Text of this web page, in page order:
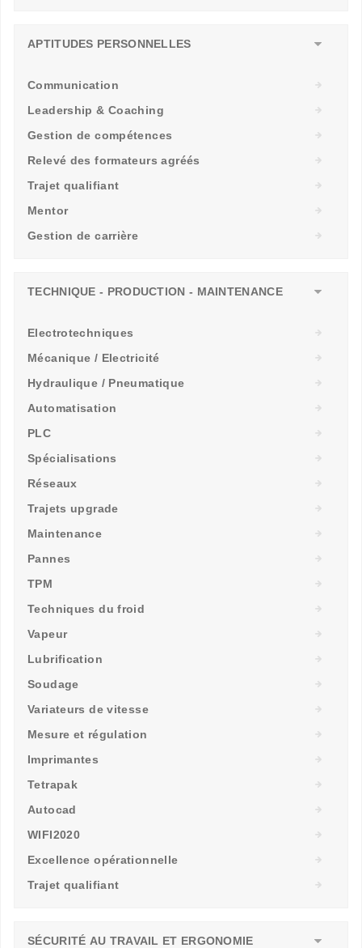
APTITUDES PERSONNELLES
Communication
Leadership & Coaching
Gestion de compétences
Relevé des formateurs agréés
Trajet qualifiant
Mentor
Gestion de carrière
TECHNIQUE - PRODUCTION - MAINTENANCE
Electrotechniques
Mécanique / Electricité
Hydraulique / Pneumatique
Automatisation
PLC
Spécialisations
Réseaux
Trajets upgrade
Maintenance
Pannes
TPM
Techniques du froid
Vapeur
Lubrification
Soudage
Variateurs de vitesse
Mesure et régulation
Imprimantes
Tetrapak
Autocad
WIFI2020
Excellence opérationnelle
Trajet qualifiant
SÉCURITÉ AU TRAVAIL ET ERGONOMIE